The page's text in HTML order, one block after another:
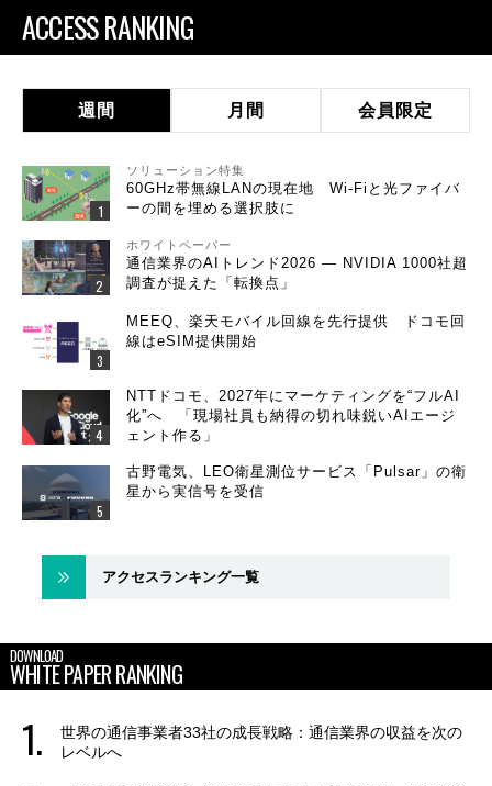
ACCESS RANKING
週間 月間 会員限定
ソリューション特集
60GHz帯無線LANの現在地 Wi-Fiと光ファイバ
ーの間を埋める選択肢に
ホワイトペーパー
通信業界のAIトレンド2026 ― NVIDIA 1000社超
調査が捉えた「転換点」
MEEQ、楽天モバイル回線を先行提供 ドコモ回
線はeSIM提供開始
NTTドコモ、2027年にマーケティングを“フルAI
化”へ 「現場社員も納得の切れ味鋭いAIエージ
ェント作る」
古野電気、LEO衛星測位サービス「Pulsar」の衛
星から実信号を受信
アクセスランキング一覧
DOWNLOAD
WHITE PAPER RANKING
世界の通信事業者33社の成長戦略：通信業界の収益を次の
レベルへ